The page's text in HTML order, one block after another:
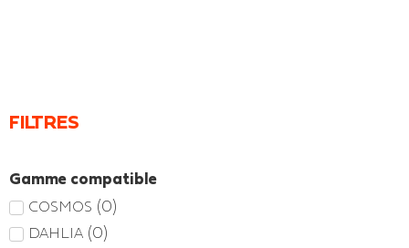
FILTRES
Gamme compatible
COSMOS (0)
DAHLIA (0)